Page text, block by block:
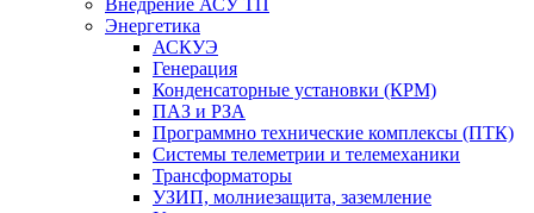
Внедрение АСУ ТП
Энергетика
АСКУЭ
Генерация
Конденсаторные установки (КРМ)
ПАЗ и РЗА
Программно технические комплексы (ПТК)
Системы телеметрии и телемеханики
Трансформаторы
УЗИП, молниезащита, заземление